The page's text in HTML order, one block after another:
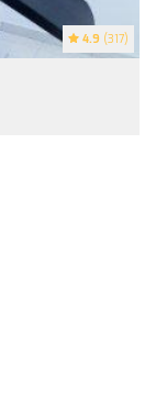
4.9 (317)